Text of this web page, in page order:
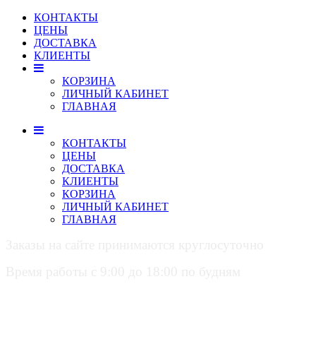
КОНТАКТЫ
ЦЕНЫ
ДОСТАВКА
КЛИЕНТЫ
КОРЗИНА
ЛИЧНЫЙ КАБИНЕТ
ГЛАВНАЯ
КОНТАКТЫ
ЦЕНЫ
ДОСТАВКА
КЛИЕНТЫ
КОРЗИНА
ЛИЧНЫЙ КАБИНЕТ
ГЛАВНАЯ